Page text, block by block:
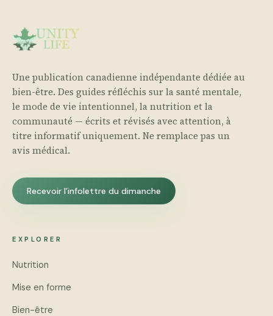
Une publication canadienne indépendante dédiée au
bien-être. Des guides réfléchis sur la santé mentale,
le mode de vie intentionnel, la nutrition et la
communauté — écrits et révisés avec attention, à
titre informatif uniquement. Ne remplace pas un
avis médical.
Recevoir l’infolettre du dimanche
EXPLORER
Nutrition
Mise en forme
Bien-être